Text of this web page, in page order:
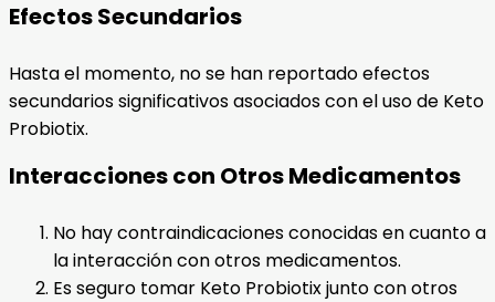
Efectos Secundarios
Hasta el momento, no se han reportado efectos
secundarios significativos asociados con el uso de Keto
Probiotix.
Interacciones con Otros Medicamentos
No hay contraindicaciones conocidas en cuanto a
la interacción con otros medicamentos.
Es seguro tomar Keto Probiotix junto con otros